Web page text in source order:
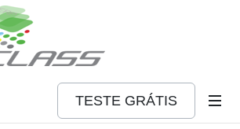
TESTE GRÁTIS